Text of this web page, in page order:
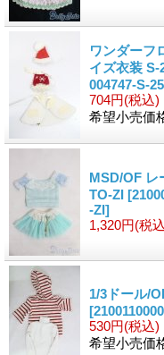
ワンダーフ
イズ衣装 S-
004747-S-
704円(税込)
希望小売価
MSD/OF レ
TO-ZI
-ZI]
1,320円(税
1/3ドール/
530円(税込)
希望小売価